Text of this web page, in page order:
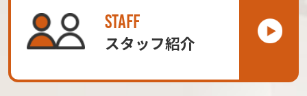
STAFF
スタッフ紹介